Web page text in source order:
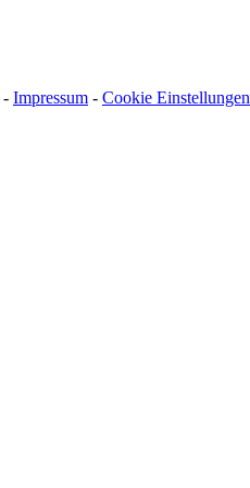
- Impressum - Cookie Einstellungen